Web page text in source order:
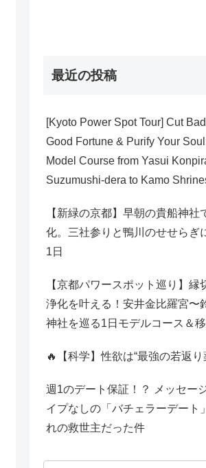
最近の投稿
[Kyoto Power Spot Tour] Cut
Good Fortune & Purify Your
Model Course from Yasui
Suzumushi-dera to Kamo
【新緑の京都】早朝の貴船神社
化。三社参りと鴨川のせせらぎ
1日
【京都パワースポット巡り】縁
浄化を叶える！安井金比羅宮〜
神社を巡る1日モデルコース＆
🔥【科学】性欲は“最強の若返り
週1のデート保証！？ メッセー
イプなしの「バチェラーデート
れの救世主だった件